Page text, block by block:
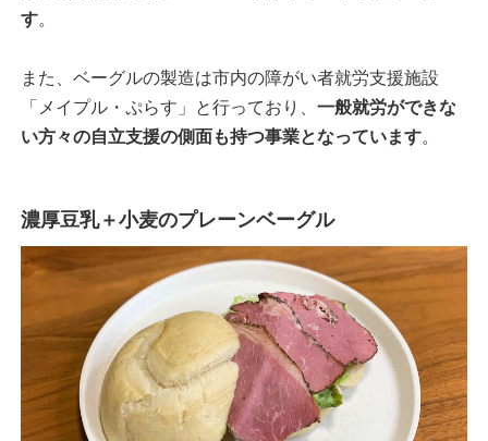
す。
また、ベーグルの製造は市内の障がい者就労支援施設
「メイプル・ぷらす」と行っており、 一般就労ができな
い方々の自立支援の側面も持つ事業となっています。
濃厚豆乳＋小麦のプレーンベーグル